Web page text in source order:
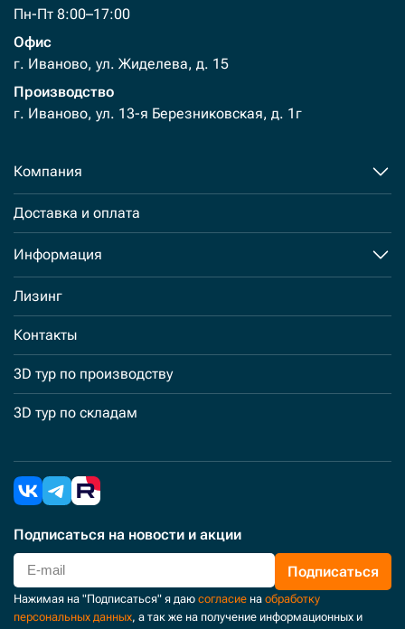
Пн-Пт 8:00–17:00
Офис
г. Иваново, ул. Жиделева, д. 15
Производство
г. Иваново, ул. 13-я Березниковская, д. 1г
Компания
Доставка и оплата
Информация
Лизинг
Контакты
3D тур по производству
3D тур по складам
Подписаться на новости и акции
Подписаться
Нажимая на "Подписаться" я даю согласие на обработку
персональных данных, а так же на получение информационных и